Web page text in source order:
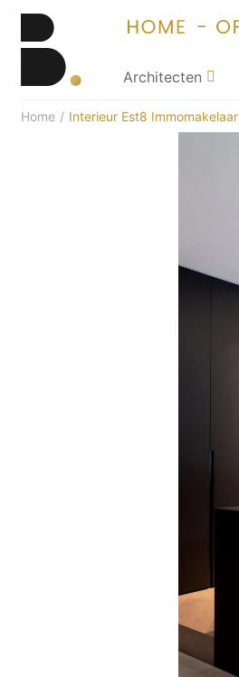
Architecten
Home / Interieur Est8 Immomakelaar